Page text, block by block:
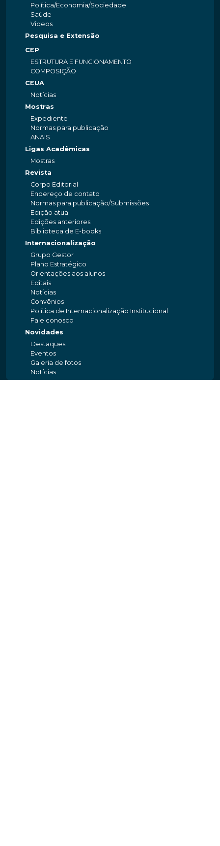
Política/Economia/Sociedade
Saúde
Videos
Pesquisa e Extensão
CEP
ESTRUTURA E FUNCIONAMENTO
COMPOSIÇÃO
CEUA
Notícias
Mostras
Expediente
Normas para publicação
ANAIS
Ligas Acadêmicas
Mostras
Revista
Corpo Editorial
Endereço de contato
Normas para publicação/Submissões
Edição atual
Edições anteriores
Biblioteca de E-books
Internacionalização
Grupo Gestor
Plano Estratégico
Orientações aos alunos
Editais
Notícias
Convênios
Política de Internacionalização Institucional
Fale conosco
Novidades
Destaques
Eventos
Galeria de fotos
Notícias